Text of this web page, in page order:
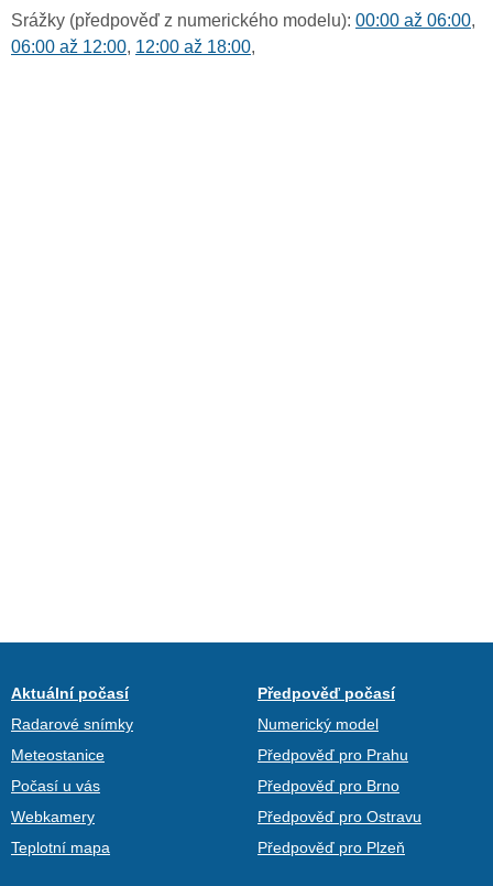
Srážky (předpověď z numerického modelu): 00:00 až 06:00,
06:00 až 12:00, 12:00 až 18:00,
Aktuální počasí
Radarové snímky
Meteostanice
Počasí u vás
Webkamery
Teplotní mapa
Předpověď počasí
Numerický model
Předpověď pro Prahu
Předpověď pro Brno
Předpověď pro Ostravu
Předpověď pro Plzeň